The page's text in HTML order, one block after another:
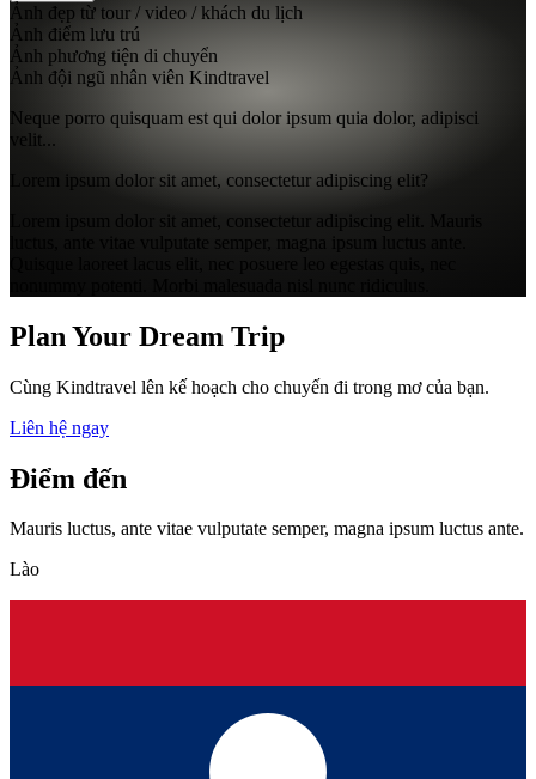
Ảnh đẹp từ tour / video / khách du lịch
Ảnh điểm lưu trú
Ảnh phương tiện di chuyển
Ảnh đội ngũ nhân viên Kindtravel
Neque porro quisquam est qui dolor ipsum quia dolor, adipisci
velit...
Lorem ipsum dolor sit amet, consectetur adipiscing elit?
Lorem ipsum dolor sit amet, consectetur adipiscing elit. Mauris
Plan Your Dream Trip
Cùng Kindtravel lên kế hoạch cho chuyến đi trong mơ của bạn.
Liên hệ ngay
Điểm đến
Mauris luctus, ante vitae vulputate semper, magna ipsum luctus ante.
Lào